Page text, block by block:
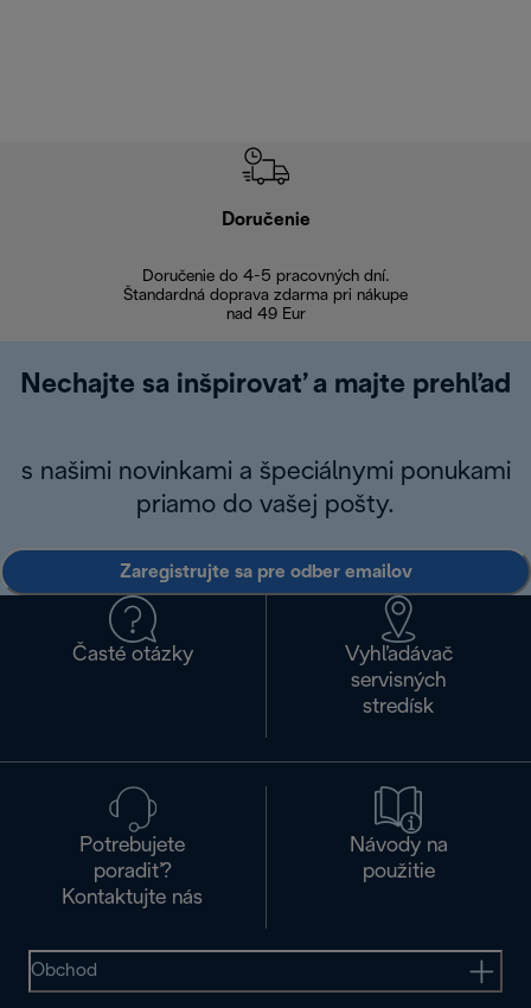
Doručenie
Doručenie do 4-5 pracovných dní.
Štandardná doprava zdarma pri nákupe
nad 49 Eur
Nechajte sa inšpirovať a majte prehľad
s našimi novinkami a špeciálnymi ponukami
priamo do vašej pošty.
Zaregistrujte sa pre odber emailov
Časté otázky
Vyhľadávač
servisných
stredísk
Potrebujete
poradiť?
Kontaktujte nás
Návody na
použitie
Obchod